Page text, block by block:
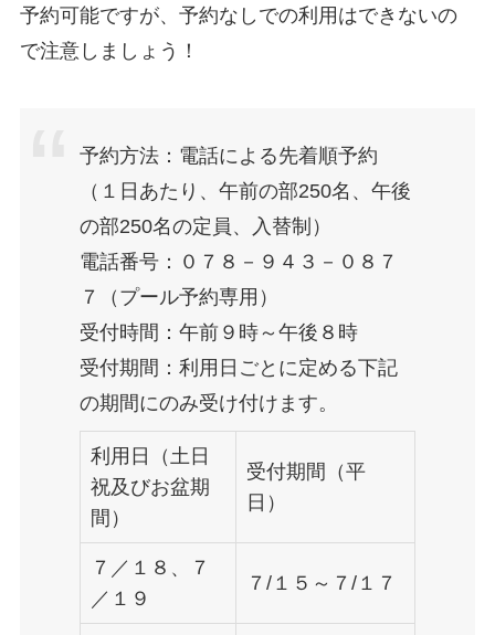
予約可能ですが、予約なしでの利用はできないの
で注意しましょう！
予約方法：電話による先着順予約
（１日あたり、午前の部250名、午後
の部250名の定員、入替制）
電話番号：０７８－９４３－０８７
７（プール予約専用）
受付時間：午前９時～午後８時
受付期間：利用日ごとに定める下記
の期間にのみ受け付けます。
利用日（土日
祝及びお盆期
間）
受付期間（平
日）
７／１８、７
／１９
７/１５～７/１７